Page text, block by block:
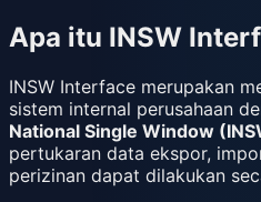
Apa itu INSW
INSW Interface merupakan
sistem internal perusahaan
National Single Window
pertukaran data ekspor,
perizinan dapat dilakukan